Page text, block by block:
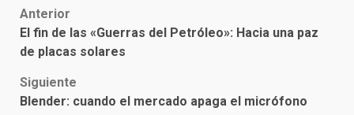
Post
navigation
Anterior
El fin de las «Guerras del Petróleo»: Hacia una paz
de placas solares
Siguiente
Blender: cuando el mercado apaga el micrófono